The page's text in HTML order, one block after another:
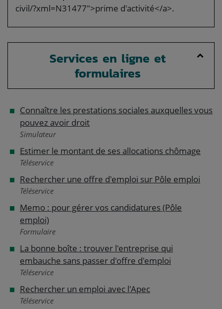
civil/?xml=N31477">prime d'activité</a>.
Services en ligne et
formulaires
Connaître les prestations sociales auxquelles vous
pouvez avoir droit
Simulateur
Estimer le montant de ses allocations chômage
Téléservice
Rechercher une offre d'emploi sur Pôle emploi
Téléservice
Memo : pour gérer vos candidatures (Pôle
emploi)
Formulaire
La bonne boîte : trouver l'entreprise qui
embauche sans passer d'offre d'emploi
Téléservice
Rechercher un emploi avec l'Apec
Téléservice